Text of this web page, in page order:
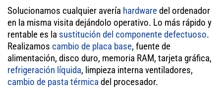
Solucionamos cualquier avería hardwaredel ordenador
en la misma visita dejándolo operativo. Lo más rápido y
rentable es la sustitución del componente defectuoso.
Realizamos cambio de placa base, fuente de
alimentación, disco duro, memoria RAM, tarjeta gráfica,
refrigeración líquida, limpieza interna ventiladores,
cambio de pasta térmica del procesador.